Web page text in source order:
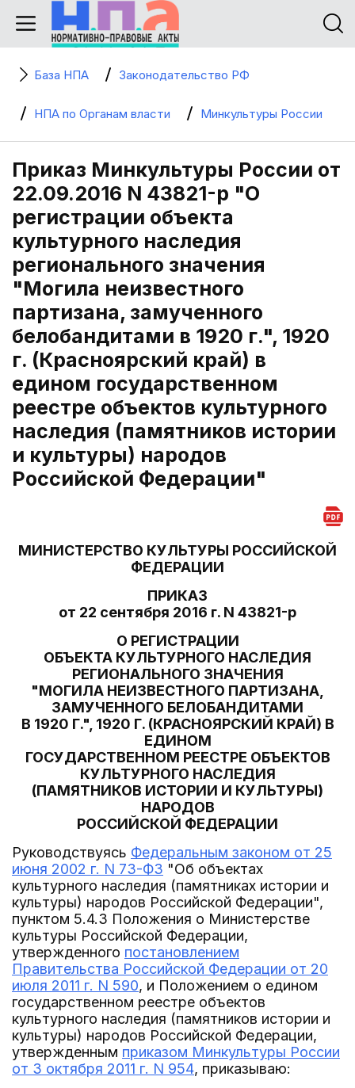
База НПА Законодательство РФ
НПА по Органам власти Минкультуры России
Приказ Минкультуры России от
22.09.2016 N 43821-р "О
регистрации объекта
культурного наследия
регионального значения
"Могила неизвестного
партизана, замученного
белобандитами в 1920 г.", 1920
г. (Красноярский край) в
едином государственном
реестре объектов культурного
наследия (памятников истории
и культуры) народов
Российской Федерации"
МИНИСТЕРСТВО КУЛЬТУРЫ РОССИЙСКОЙ
ФЕДЕРАЦИИ
ПРИКАЗ
от 22 сентября 2016 г. N 43821-р
О РЕГИСТРАЦИИ
ОБЪЕКТА КУЛЬТУРНОГО НАСЛЕДИЯ
РЕГИОНАЛЬНОГО ЗНАЧЕНИЯ
"МОГИЛА НЕИЗВЕСТНОГО ПАРТИЗАНА,
ЗАМУЧЕННОГО БЕЛОБАНДИТАМИ
В 1920 Г.", 1920 Г. (КРАСНОЯРСКИЙ КРАЙ) В
ЕДИНОМ
ГОСУДАРСТВЕННОМ РЕЕСТРЕ ОБЪЕКТОВ
КУЛЬТУРНОГО НАСЛЕДИЯ
(ПАМЯТНИКОВ ИСТОРИИ И КУЛЬТУРЫ)
НАРОДОВ
РОССИЙСКОЙ ФЕДЕРАЦИИ
Руководствуясь Федеральным законом от 25
июня 2002 г. N 73-ФЗ "Об объектах
культурного наследия (памятниках истории и
культуры) народов Российской Федерации",
пунктом 5.4.3 Положения о Министерстве
культуры Российской Федерации,
утвержденного постановлением
Правительства Российской Федерации от 20
июля 2011 г. N 590, и Положением о едином
государственном реестре объектов
культурного наследия (памятников истории и
культуры) народов Российской Федерации,
утвержденным приказом Минкультуры России
от 3 октября 2011 г. N 954, приказываю: